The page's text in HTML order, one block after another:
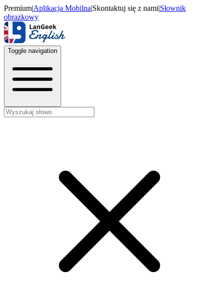
Premium|Aplikacja Mobilna|Skontaktuj się z nami|Słownik
obrazkowy
Toggle navigation